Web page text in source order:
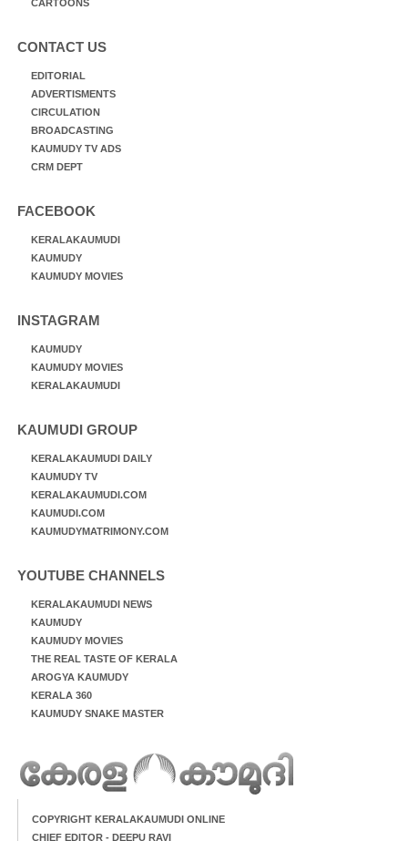
CARTOONS
CONTACT US
EDITORIAL
ADVERTISMENTS
CIRCULATION
BROADCASTING
KAUMUDY TV ADS
CRM DEPT
FACEBOOK
KERALAKAUMUDI
KAUMUDY
KAUMUDY MOVIES
INSTAGRAM
KAUMUDY
KAUMUDY MOVIES
KERALAKAUMUDI
KAUMUDI GROUP
KERALAKAUMUDI DAILY
KAUMUDY TV
KERALAKAUMUDI.COM
KAUMUDI.COM
KAUMUDYMATRIMONY.COM
YOUTUBE CHANNELS
KERALAKAUMUDI NEWS
KAUMUDY
KAUMUDY MOVIES
THE REAL TASTE OF KERALA
AROGYA KAUMUDY
KERALA 360
KAUMUDY SNAKE MASTER
COPYRIGHT KERALAKAUMUDI ONLINE
CHIEF EDITOR - DEEPU RAVI